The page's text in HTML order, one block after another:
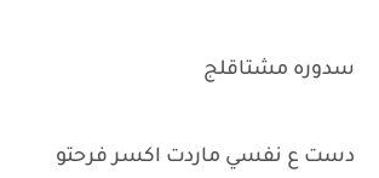
سدوره مشتاقلج
دست ع نفسي ماردت اكسر فرحتو